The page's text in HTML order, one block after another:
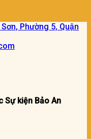
Phường 5, Quận
Sự kiện Bảo An